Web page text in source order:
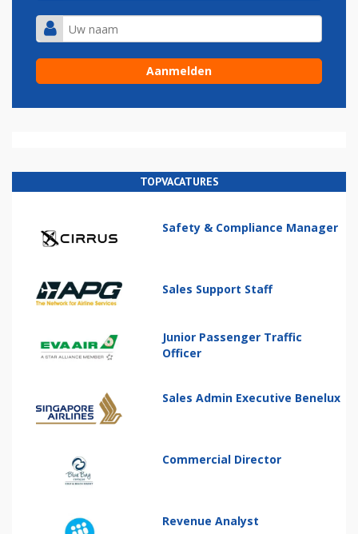
TOPVACATURES
Safety & Compliance Manager
Sales Support Staff
Junior Passenger Traffic
Officer
Sales Admin Executive Benelux
Commercial Director
Revenue Analyst